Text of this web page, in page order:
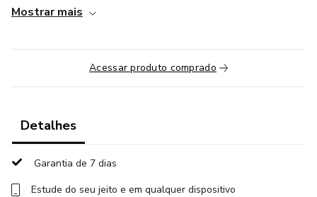
CARTÃO DIGITAL
Mostrar mais
Acessar produto comprado
Detalhes
Garantia de 7 dias
Estude do seu jeito e em qualquer dispositivo